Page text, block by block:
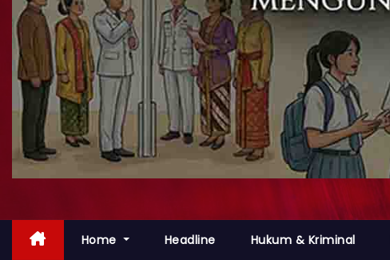
Home Headline Hukum & Kriminal